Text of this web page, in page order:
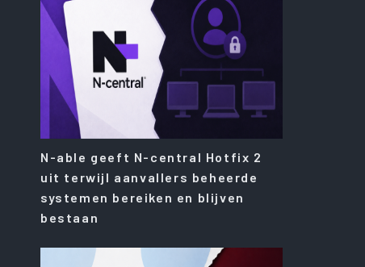
N-able geeft N-central Hotfix 2
uit terwijl aanvallers beheerde
systemen bereiken en blijven
bestaan